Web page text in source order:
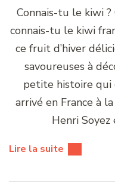
Connais-tu le kiwi ?
connais-tu le kiwi
ce fruit d’hiver
savoureuses à
petite histoire qui
arrivé en France à
Henri
Lire la suite